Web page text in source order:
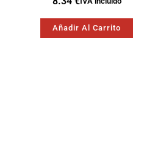
Añadir Al Carrito